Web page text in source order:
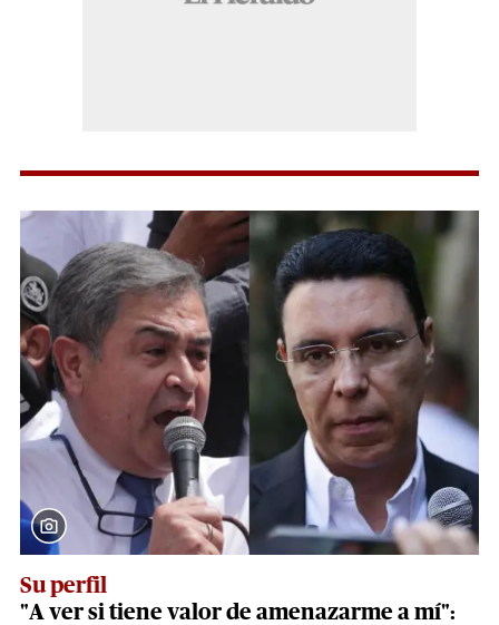
Su perfil
"A ver si tiene valor de amenazarme a mí":